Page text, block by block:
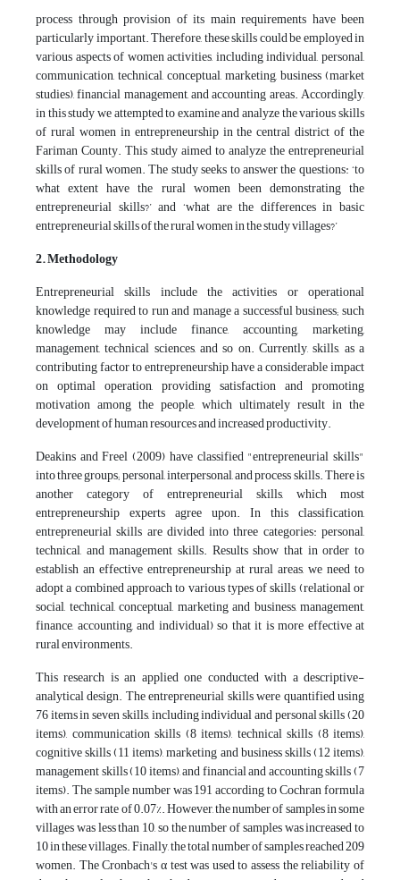
process through provision of its main requirements have been
particularly important. Therefore, these skills could be employed in
various aspects of women activities, including individual, personal,
communication, technical, conceptual, marketing, business (market
studies), financial management, and accounting areas. Accordingly,
in this study we attempted to examine and analyze the various skills
of rural women in entrepreneurship in the central district of the
Fariman County. This study aimed to analyze the entrepreneurial
skills of rural women. The study seeks to answer the questions: ‘to
what extent have the rural women been demonstrating the
entrepreneurial skills?’ and ‘what are the differences in basic
entrepreneurial skills of the rural women in the study villages?’
2. Methodology
Entrepreneurial skills include the activities or operational
knowledge required to run and manage a successful business; such
knowledge may include finance, accounting, marketing,
management, technical sciences, and so on. Currently, skills, as a
contributing factor to entrepreneurship, have a considerable impact
on optimal operation, providing satisfaction and promoting
motivation among the people, which ultimately result in the
development of human resources and increased productivity.
Deakins and Freel (2009) have classified "entrepreneurial skills"
into three groups; personal, interpersonal, and process skills. There is
another category of entrepreneurial skills, which most
entrepreneurship experts agree upon. In this classification,
entrepreneurial skills are divided into three categories: personal,
technical, and management skills. Results show that in order to
establish an effective entrepreneurship at rural areas, we need to
adopt a combined approach to various types of skills (relational or
social, technical, conceptual, marketing and business, management,
finance, accounting, and individual) so that it is more effective at
rural environments.
This research is an applied one conducted with a descriptive-
analytical design. The entrepreneurial skills were quantified using
76 items in seven skills, including individual and personal skills (20
items), communication skills (8 items), technical skills (8 items),
cognitive skills (11 items), marketing and business skills (12 items),
management skills (10 items), and financial and accounting skills (7
items). The sample number was 191 according to Cochran formula
with an error rate of 0.07%. However, the number of samples in some
villages was less than 10, so the number of samples was increased to
10 in these villages. Finally, the total number of samples reached 209
women. The Cronbach's α test was used to assess the reliability of